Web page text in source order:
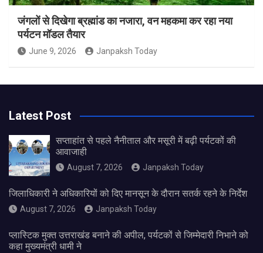
जंगलों से दिखेगा ब्रह्मांड का नजारा, वन महकमा कर रहा नया
पर्यटन मॉडल तैयार
June 9, 2026 Janpaksh Today
Latest Post
सप्ताहांत से पहले नैनीताल और मसूरी में बढ़ी पर्यटकों की
आवाजाही
August 7, 2026 Janpaksh Today
जिलाधिकारी ने अधिकारियों को दिए मानसून के दौरान सतर्क रहने के निर्देश
August 7, 2026 Janpaksh Today
प्लास्टिक मुक्त उत्तराखंड बनाने की अपील, पर्यटकों से जिम्मेदारी निभाने को
कहा मुख्यमंत्री धामी ने